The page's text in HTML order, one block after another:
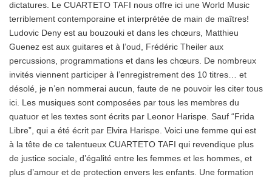
dictatures. Le CUARTETO TAFI nous offre ici une World Music
terriblement contemporaine et interprétée de main de maîtres!
Ludovic Deny est au bouzouki et dans les chœurs, Matthieu
Guenez est aux guitares et à l’oud, Frédéric Theiler aux
percussions, programmations et dans les chœurs. De nombreux
invités viennent participer à l’enregistrement des 10 titres… et
désolé, je n’en nommerai aucun, faute de ne pouvoir les citer tous
ici. Les musiques sont composées par tous les membres du
quatuor et les textes sont écrits par Leonor Harispe. Sauf “Frida
Libre”, qui a été écrit par Elvira Harispe. Voici une femme qui est
à la tête de ce talentueux CUARTETO TAFI qui revendique plus
de justice sociale, d’égalité entre les femmes et les hommes, et
plus d’amour et de protection envers les enfants. Une formation